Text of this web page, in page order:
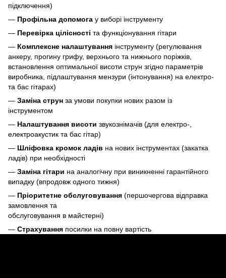
підключення)
— Профільна допомога у виборі інструменту
— Перевірка цілісності та функціонування гітари
— Комплексне налаштування інструменту (регулювання
анкеру, прогину грифу, верхнього та нижнього поріжків,
встановлення оптимальної висоти струн згідно параметрів
виробника, підлаштування мензури (інтонування) на електро-
та бас гітарах)
— Заміна струн за умови покупки нових разом із
інструментом
— Налаштування висоти звукознімачів (для електро-,
електроакустик та бас гітар)
— Шліфовка кромок ладів на нових інструментах (закатка
ладів) при необхідності
— Заміна гітари на аналогічну при виникненні гарантійного
випадку (впродовж одного тижня)
— Пріоритетне обслуговування (першочергова відправка
замовлення та
обслуговування в майстерні)
— Страхування посилки на повну вартість